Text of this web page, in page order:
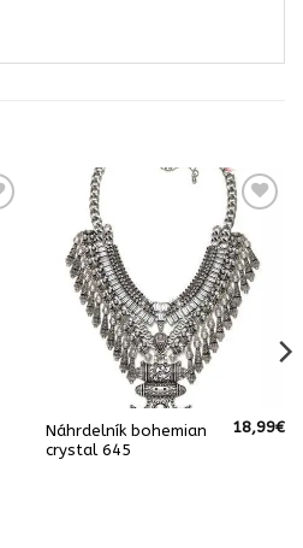
Náhrdelník bohemian
crystal 645
18,99€